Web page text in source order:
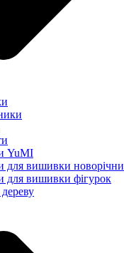
YuMI
для вишивки
для вишивки фігурок